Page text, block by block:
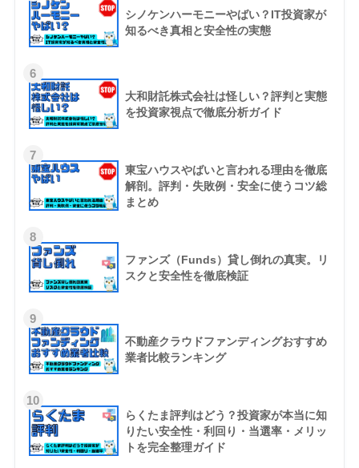
シノケンハーモニーやばい？IT投資家が
知るべき真相と安全性の実態
6
大和財託株式会社は怪しい？評判と実態
を投資家視点で徹底分析ガイド
7
東宝ハウスやばいと言われる理由を徹底
解剖。評判・失敗例・安全に使うコツ総
まとめ
8
ファンズ（Funds）貸し倒れの真実。リ
スクと安全性を徹底検証
9
不動産クラウドファンディングおすすめ
業者比較ランキング
10
らくたま評判はどう？投資家が本当に知
りたい安全性・利回り・当選率・メリッ
トを完全整理ガイド